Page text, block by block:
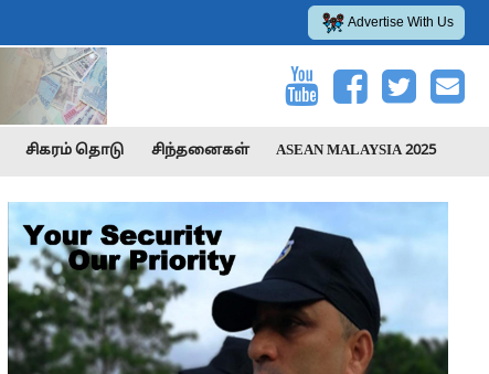
Advertise With Us
சிகரம் தொடு சிந்தனைகள் ASEAN MALAYSIA 2025